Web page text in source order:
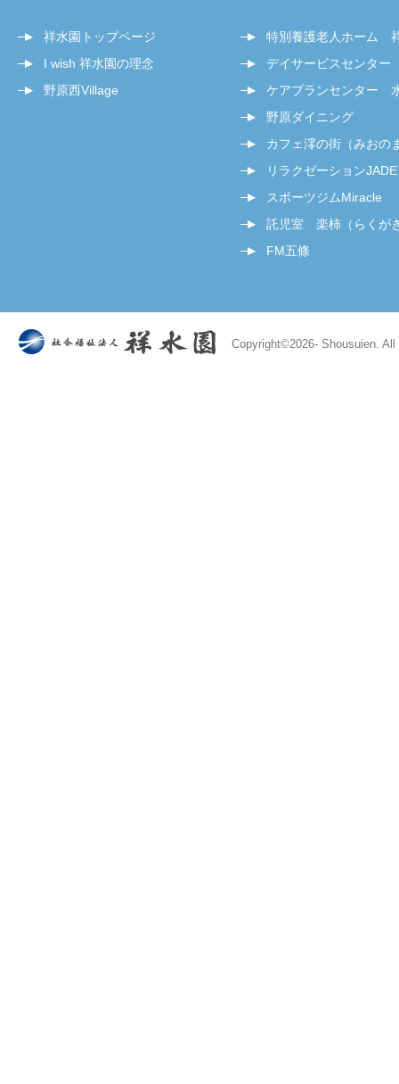
祥水園トップページ
I wish 祥水園の理念
野原西Village
特別養護老人ホーム
デイサービスセンタ
ケアプランセンター
野原ダイニング
カフェ澪の街（みおの
リラクゼーションJADE
スポーツジムMiracle
託児室 楽柿（らくが
FM五條
Copyright©2026- Shousuien.